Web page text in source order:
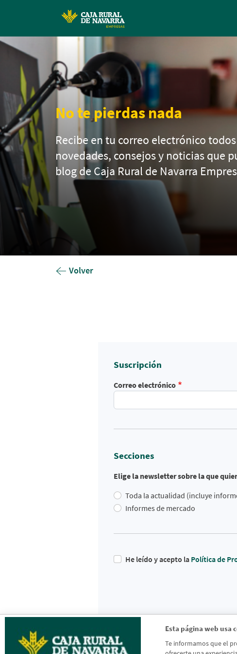
Esta página web usa
Te informamos que el
No te pierdas nada
Recibe en tu correo electrónico
novedades, consejos y noticias que
blog de Caja Rural de Navarra
Volver
Suscripción
Correo electrónico
Secciones
Elige la newsletter sobre la que
Toda la actualidad (incluye
Informes de mercado
He leído y acepto la Política de